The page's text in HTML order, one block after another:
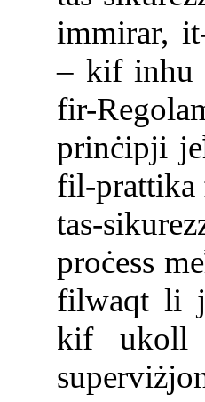
immirar,
– kif inhu
fir-
prinċipji
fil-prattika
tas-
proċess
filwaqt li
kif ukoll